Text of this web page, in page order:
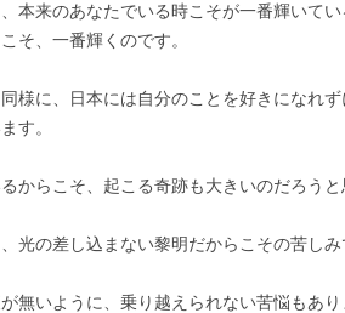
本来のあなたでいる時こそが一番輝いて
そ、一番輝くのです。
様に、日本には自分のことを好きになれ
す。
からこそ、起こる奇跡も大きいのだろうと
光の差し込まない黎明だからこその苦しみ
無いように、乗り越えられない苦悩もあり